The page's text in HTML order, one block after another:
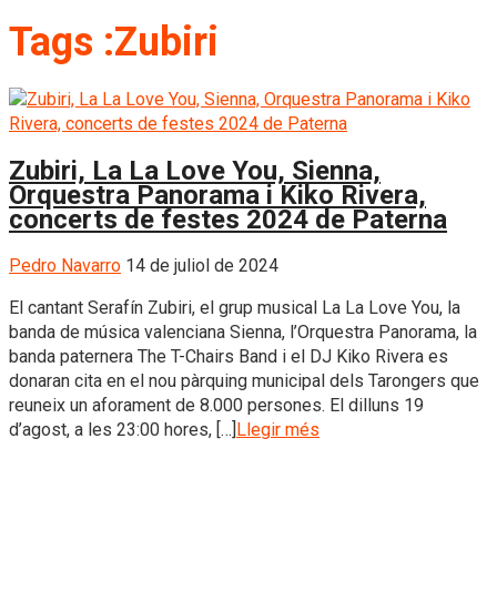
Tags :Zubiri
Zubiri, La La Love You, Sienna,
Orquestra Panorama i Kiko Rivera,
concerts de festes 2024 de Paterna
Pedro Navarro 14 de juliol de 2024
El cantant Serafín Zubiri, el grup musical La La Love You, la
banda de música valenciana Sienna, l’Orquestra Panorama, la
banda paternera The T-Chairs Band i el DJ Kiko Rivera es
donaran cita en el nou pàrquing municipal dels Tarongers que
reuneix un aforament de 8.000 persones. El dilluns 19
d’agost, a les 23:00 hores, […]Llegir més